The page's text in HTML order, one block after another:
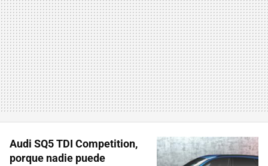
Audi SQ5 TDI Competition,
porque nadie puede